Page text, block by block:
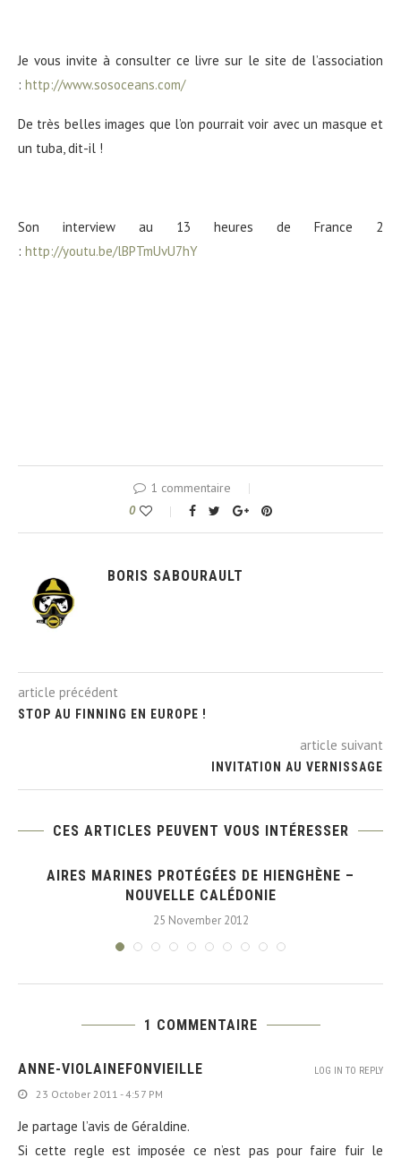
Je vous invite à consulter ce livre sur le site de l’association
: http://www.sosoceans.com/
De très belles images que l’on pourrait voir avec un masque et
un tuba, dit-il !
Son interview au 13 heures de France 2
: http://youtu.be/lBPTmUvU7hY
1 commentaire
0
BORIS SABOURAULT
article précédent
STOP AU FINNING EN EUROPE !
article suivant
INVITATION AU VERNISSAGE
CES ARTICLES PEUVENT VOUS INTÉRESSER
AIRES MARINES PROTÉGÉES DE HIENGHÈNE –
NOUVELLE CALÉDONIE
25 November 2012
1 COMMENTAIRE
ANNE-VIOLAINEFONVIEILLE
23 October 2011 - 4:57 PM
Je partage l’avis de Géraldine.
Si cette regle est imposée ce n’est pas pour faire fuir le
LOG IN TO REPLY